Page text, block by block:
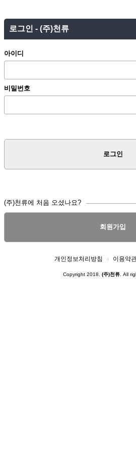
로그인 - (주)천류
아이디
비밀번호
로그인
(주)천류에 처음 오셨나요?
회원가입
개인정보처리방침 이용약
Copyright 2018. (주)천류. All